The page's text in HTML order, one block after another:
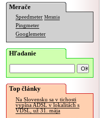
Merače
Speedmeter Merania
Pingmeter
Googlemeter
Hľadanie
Top články
Na Slovensku sa v tichosti
vypína ADSL v lokalitách s
VDSL, už 31. mája